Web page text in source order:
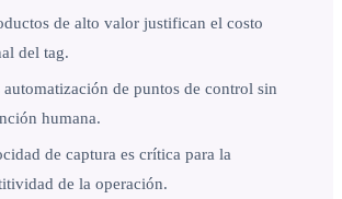
de alto valor justifican el costo
del tag.
automatización de puntos de control sin
humana.
de captura es crítica para la
de la operación.